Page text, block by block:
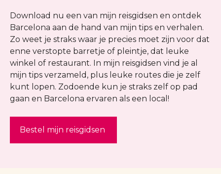
Download nu een van mijn reisgidsen en ontdek
Barcelona aan de hand van mijn tips en verhalen.
Zo weet je straks waar je precies moet zijn voor dat
enne verstopte barretje of pleintje, dat leuke
winkel of restaurant. In mijn reisgidsen vind je al
mijn tips verzameld, plus leuke routes die je zelf
kunt lopen. Zodoende kun je straks zelf op pad
gaan en Barcelona ervaren als een local!
Bestel mijn reisgidsen